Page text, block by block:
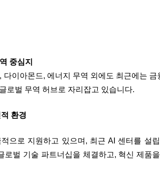
중심지
, 다이아몬드, 에너지 무역 외에도 최근에는 금
로벌 무역 허브로 자리잡고 있습니다.
환경
으로 지원하고 있으며 , 최근 AI센터를 설
로벌 기술 파트너십을 체결하고, 혁신 제품